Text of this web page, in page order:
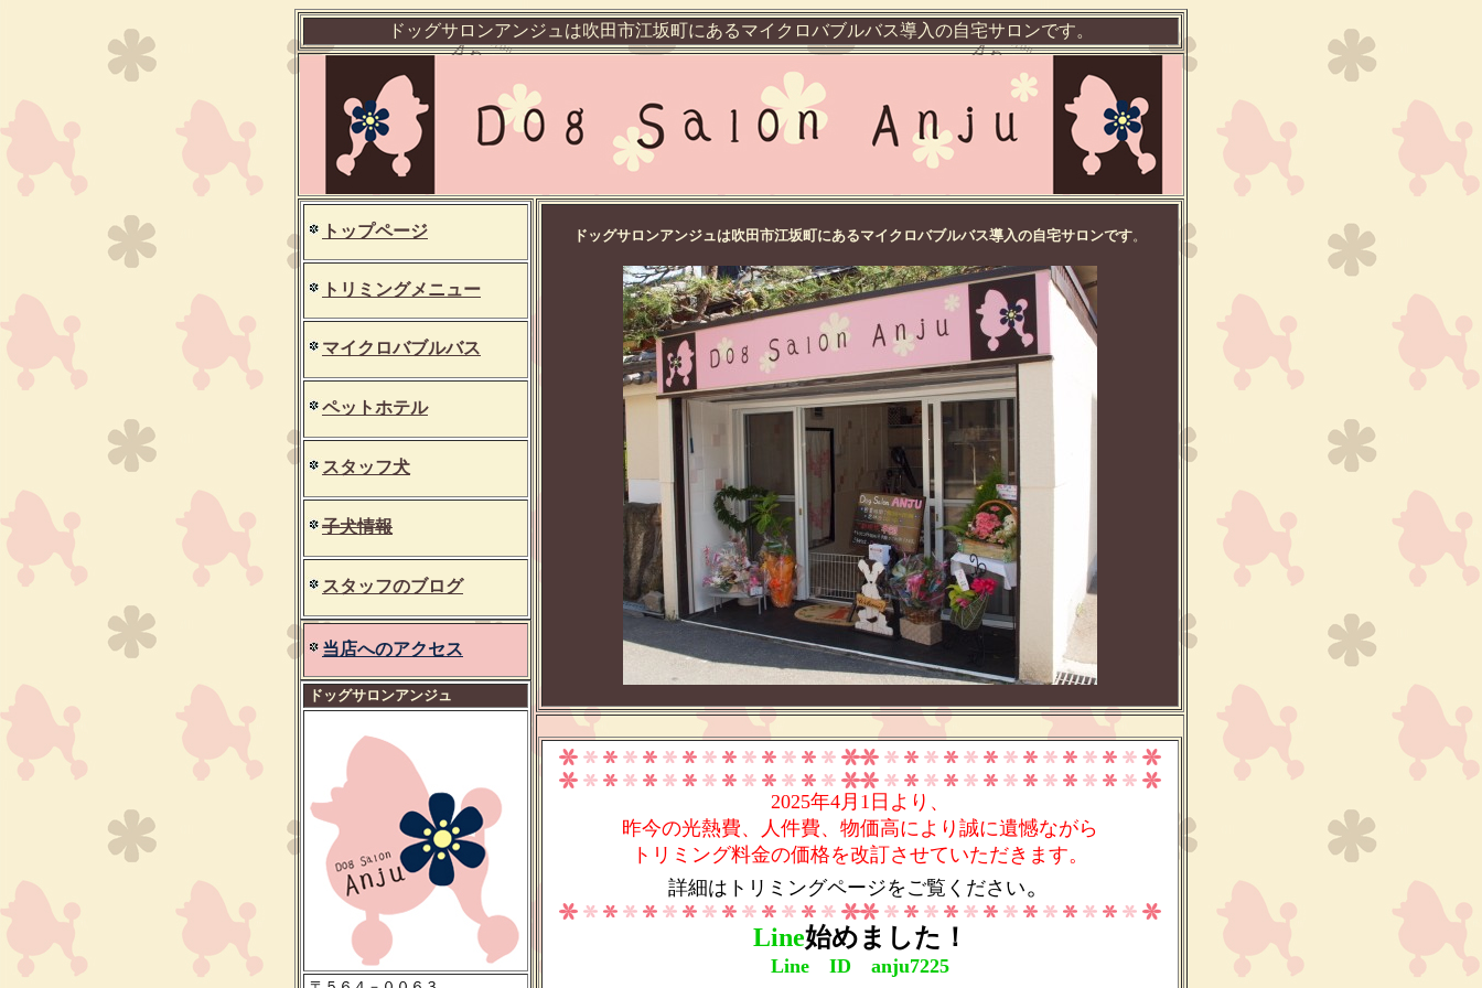
ドッグサロンアンジュは吹田市江坂町にあるマイクロバブルバス導入の自宅サロンです。
トップページ
トリミングメニュー
マイクロバブルバス
ペットホテル
スタッフ犬
子犬情報
スタッフのブログ
当店へのアクセス
ドッグサロンアンジュ
ドッグサロンアンジュは吹田市江坂町にあるマイクロバブルバス導入の自宅サロンです。
2025年4月1日より、
昨今の光熱費、人件費、物価高により誠に遺憾ながら
トリミング料金の価格を改訂させていただきます。
詳細はトリミングページをご覧ください。
Line始めました！
Line ID anju7225